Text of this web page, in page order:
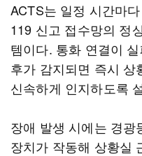
ACTS는 일정 시간마
119 신고 접수망의 정
템이다. 통화 연결이
후가 감지되면 즉시
신속하게 인지하도록
장애 발생 시에는 경광
장치가 작동해 상황실